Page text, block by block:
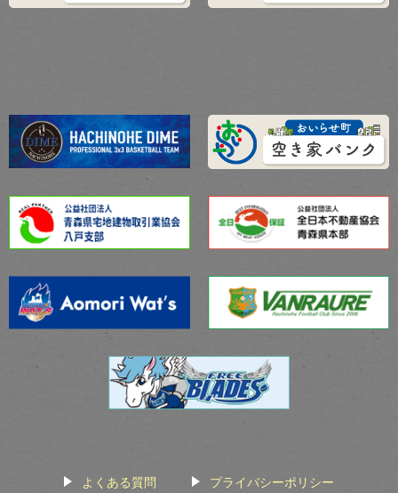
よくある質問 プライバシーポリシー